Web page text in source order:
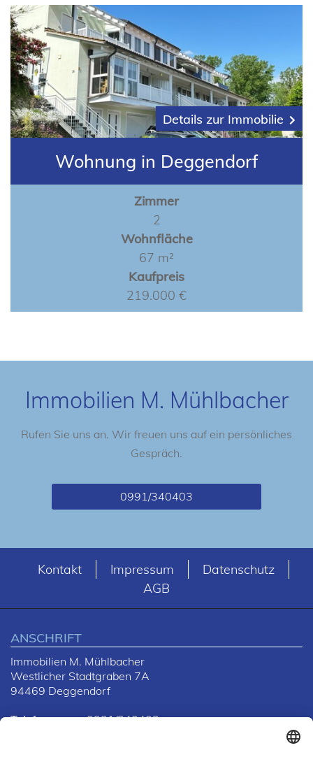
Details zur Immobilie
Wohnung in Deggendorf
Zimmer
2
Wohnfläche
67 m²
Kaufpreis
219.000 €
Immobilien M. Mühlbacher
Rufen Sie uns an. Wir freuen uns auf ein persönliches
Gespräch.
0991/340403
Kontakt Impressum
Datenschutz
AGB
ANSCHRIFT
Immobilien M. Mühlbacher
Westlicher Stadtgraben 7A
94469 Deggendorf
Telefon
0991/340403